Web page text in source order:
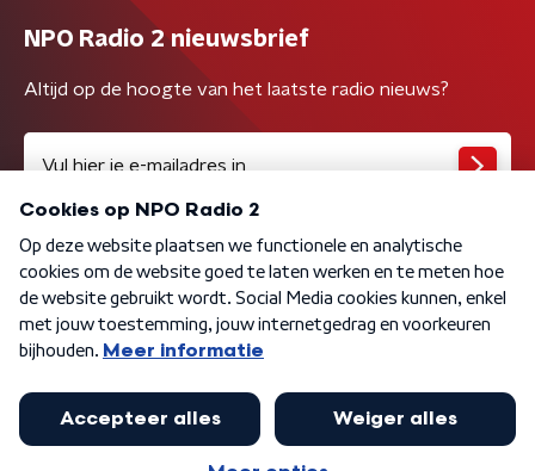
NPO Radio 2 nieuwsbrief
Altijd op de hoogte van het laatste radio nieuws?
Algemene voorwaarden